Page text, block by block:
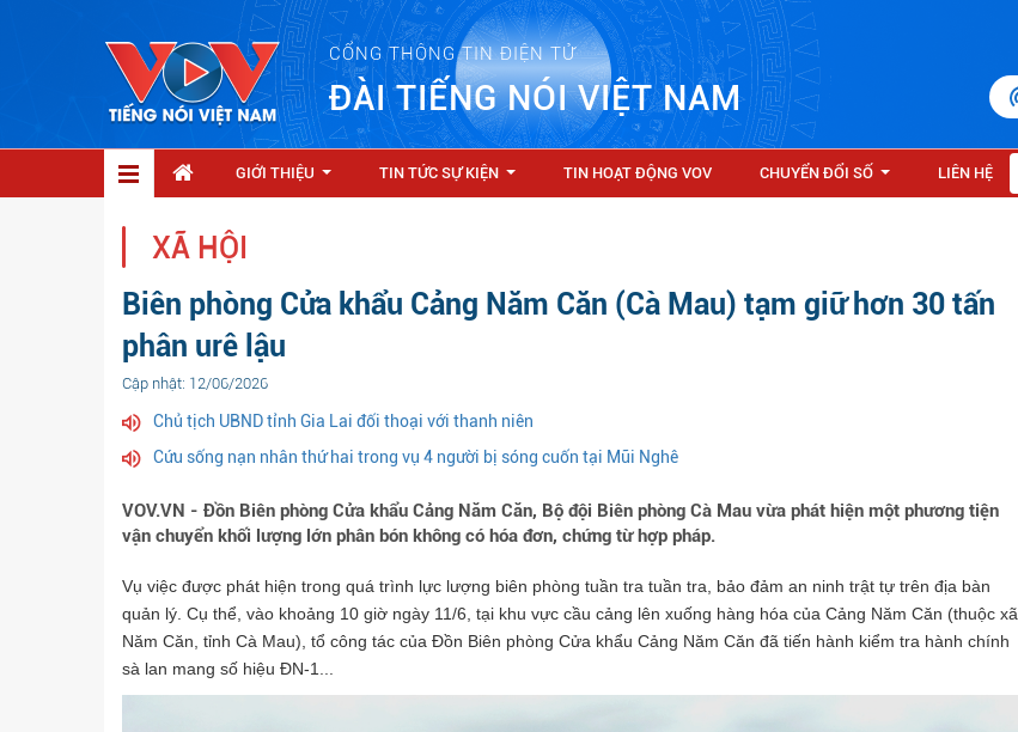
CỔNG THÔNG TIN ĐIỆN TỬ
ĐÀI TIẾNG NÓI VIỆT NAM
GIỚI THIỆU TIN TỨC SỰ KIỆN TIN HOẠT ĐỘNG VOV CHUYỂN ĐỔI SỐ LIÊN HỆ
XÃ HỘI
Biên phòng Cửa khẩu Cảng Năm Căn (Cà Mau) tạm giữ hơn 30 tấn
phân urê lậu
Cập nhật: 12/06/2026
Chủ tịch UBND tỉnh Gia Lai đối thoại với thanh niên
Cứu sống nạn nhân thứ hai trong vụ 4 người bị sóng cuốn tại Mũi Nghê
VOV.VN - Đồn Biên phòng Cửa khẩu Cảng Năm Căn, Bộ đội Biên phòng Cà Mau vừa phát hiện một phương tiện
vận chuyển khối lượng lớn phân bón không có hóa đơn, chứng từ hợp pháp.
Vụ việc được phát hiện trong quá trình lực lượng biên phòng tuần tra tuần tra, bảo đảm an ninh trật tự trên địa bàn
quản lý. Cụ thể, vào khoảng 10 giờ ngày 11/6, tại khu vực cầu cảng lên xuống hàng hóa của Cảng Năm Căn (thuộc xã
Năm Căn, tỉnh Cà Mau), tổ công tác của Đồn Biên phòng Cửa khẩu Cảng Năm Căn đã tiến hành kiểm tra hành chính
sà lan mang số hiệu ĐN-1...